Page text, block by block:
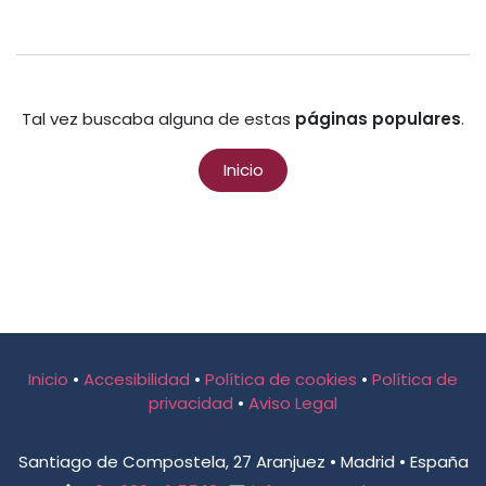
Tal vez buscaba alguna de estas páginas populares.
Inicio
Inicio • Accesibilidad • Política de cookies • Política de
privacidad • Aviso Legal
Santiago de Compostela, 27 Aranjuez • Madrid • España